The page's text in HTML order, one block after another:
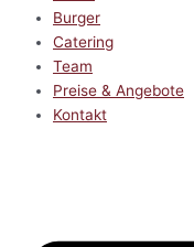
Burger
Catering
Team
Preise & Angebote
Kontakt